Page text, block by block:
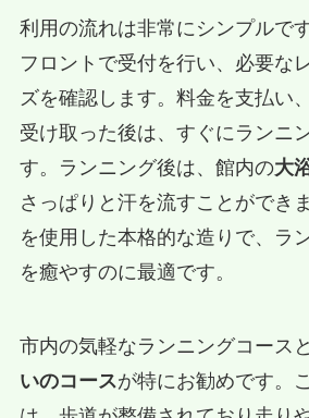
利用の流れは非常にシンプルで
フロントで受付を行い、必要な
ズを確認します。料金を支払い
受け取った後は、すぐにランニ
す。ランニング後は、館内の大
さっぱりと汗を流すことができ
を使用した本格的な造りで、ラ
を癒やすのに最適です。
市内の気軽なランニングコース
いのコースが特にお勧めです。